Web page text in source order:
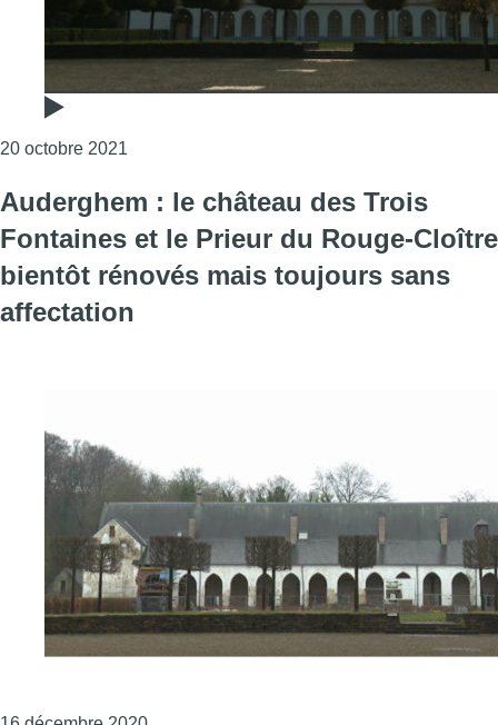
20 octobre 2021
Auderghem : le château des Trois
Fontaines et le Prieur du Rouge-Cloître
bientôt rénovés mais toujours sans
affectation